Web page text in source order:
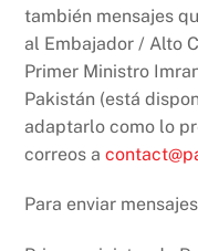
también mensajes
al Embajador / Alto
Primer Ministro
Pakistán (está
adaptarlo como lo
correos a
Para enviar